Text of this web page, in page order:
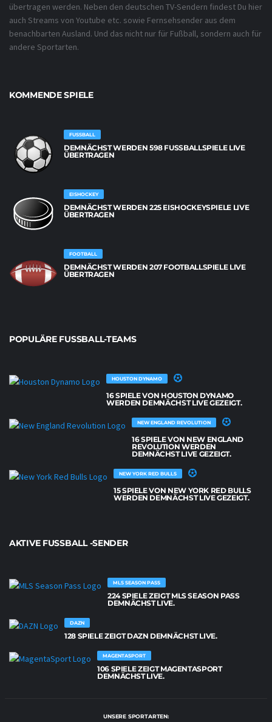
übertragen werden. Neben den deutschen TV-Sendern findest Du hier
auch Streams von Youtube etc. sowie Fernsehsender aus dem
benachbarten Ausland. Und das nicht nur für Fußball, sondern auch für
andere Sportarten.
KOMMENDE SPIELE
FUSSBALL
DEMNÄCHST WERDEN 598 FUSSBALLSPIELE LIVE Ü
BERTRAGEN
EISHOCKEY
DEMNÄCHST WERDEN 225 EISHOCKEYSPIELE LIVE
ÜBERTRAGEN
FOOTBALL
DEMNÄCHST WERDEN 207 FOOTBALLSPIELE LIVE
ÜBERTRAGEN
POPULÄRE FUSSBALL-TEAMS
HOUSTON DYNAMO
16 SPIELE VON HOUSTON DYNAMO
WERDEN DEMNÄCHST LIVE GEZEIGT.
NEW ENGLAND REVOLUTION
16 SPIELE VON NEW ENGLAND
REVOLUTION WERDEN
DEMNÄCHST LIVE GEZEIGT.
NEW YORK RED BULLS
15 SPIELE VON NEW YORK RED BULLS
WERDEN DEMNÄCHST LIVE GEZEIGT.
AKTIVE FUSSBALL -SENDER
MLS SEASON PASS
224 SPIELE ZEIGT MLS SEASON PASS
DEMNÄCHST LIVE.
DAZN
128 SPIELE ZEIGT DAZN DEMNÄCHST LIVE.
MAGENTASPORT
106 SPIELE ZEIGT MAGENTASPORT
DEMNÄCHST LIVE.
UNSERE SPORTARTEN: